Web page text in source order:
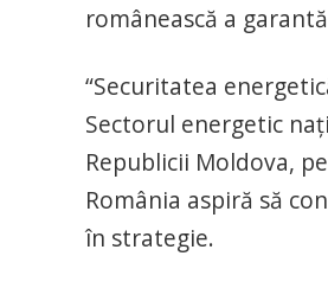
românească a
“Securitatea
Sectorul energetic
Republicii Moldova,
România aspiră să
în strategie.